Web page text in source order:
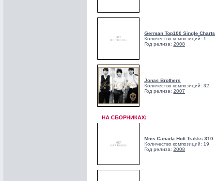
German Top100 Single Charts
Количество композиций: 1
Год релиза: 2008
Jonas Brothers
Количество композиций: 32
Год релиза: 2007
НА СБОРНИКАХ:
Mms Canada Hott Trakks 310
Количество композиций: 19
Год релиза: 2008